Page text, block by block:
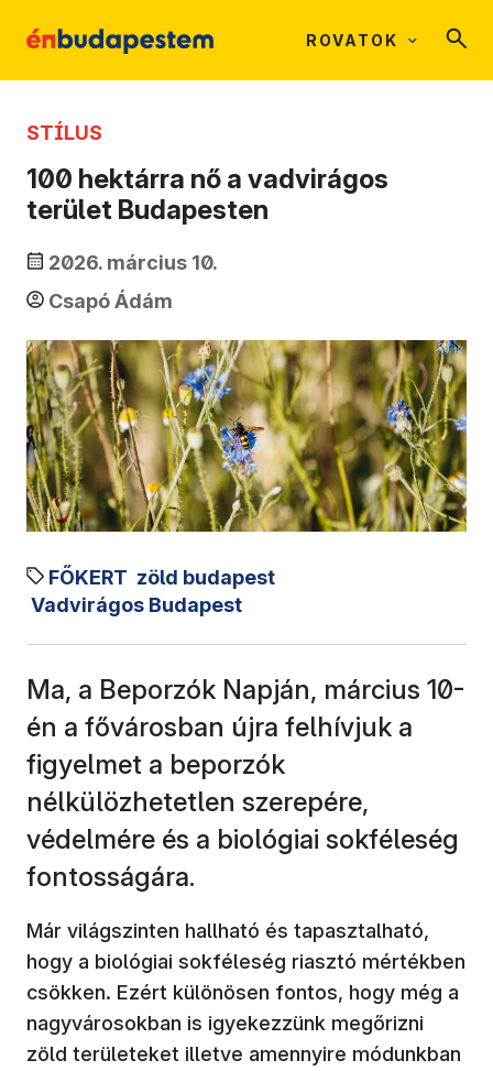
ROVATOK
STÍLUS
100 hektárra nő a vadvirágos
terület Budapesten
2026. március 10.
Csapó Ádám
FŐKERT zöld budapest
Vadvirágos Budapest
Ma, a Beporzók Napján, március 10-
én a fővárosban újra felhívjuk a
figyelmet a beporzók
nélkülözhetetlen szerepére,
védelmére és a biológiai sokféleség
fontosságára.
Már világszinten hallható és tapasztalható,
hogy a biológiai sokféleség riasztó mértékben
csökken. Ezért különösen fontos, hogy még a
nagyvárosokban is igyekezzünk megőrizni
zöld területeket illetve amennyire módunkban